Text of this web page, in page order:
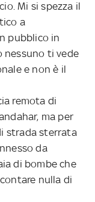
Mi si spezza il
a
pubblico in
nessuno ti vede
e non è il
remota di
ma per
strada sterrata
da
di bombe che
nulla di